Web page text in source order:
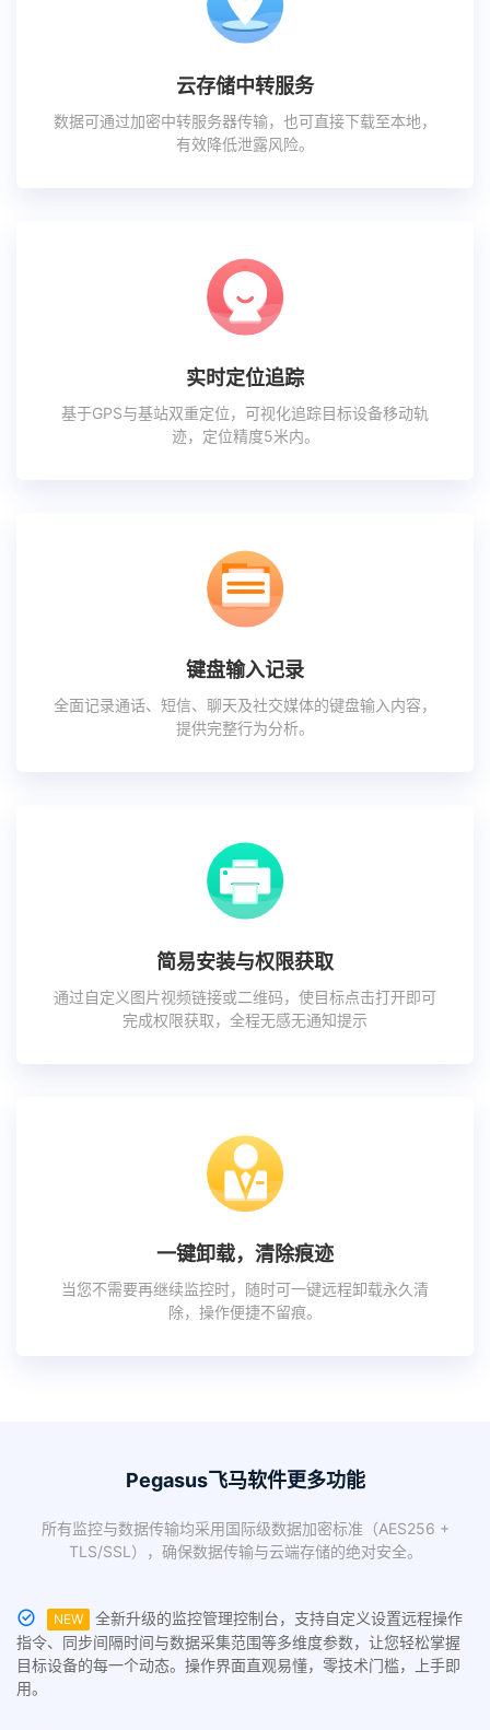
云存储中转服务
数据可通过加密中转服务器传输，也可直接下载至本地，
有效降低泄露风险。
实时定位追踪
基于GPS与基站双重定位，可视化追踪目标设备移动轨
迹，定位精度5米内。
键盘输入记录
全面记录通话、短信、聊天及社交媒体的键盘输入内容，
提供完整行为分析。
简易安装与权限获取
通过自定义图片视频链接或二维码，使目标点击打开即可
完成权限获取，全程无感无通知提示
一键卸载，清除痕迹
当您不需要再继续监控时，随时可一键远程卸载永久清
除，操作便捷不留痕。
Pegasus飞马软件更多功能
所有监控与数据传输均采用国际级数据加密标准（AES256 +
TLS/SSL），确保数据传输与云端存储的绝对安全。
NEW
全新升级的监控管理控制台，支持自定义设置远程操作
指令、同步间隔时间与数据采集范围等多维度参数，让您轻松掌握
目标设备的每一个动态。操作界面直观易懂，零技术门槛，上手即
用。